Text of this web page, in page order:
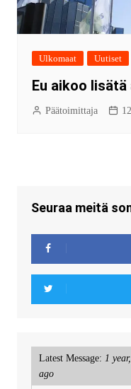
Ulkomaat Uutiset
Eu aikoo
Päätoimittaja
Seuraa meitä
Latest Message: 1
ago